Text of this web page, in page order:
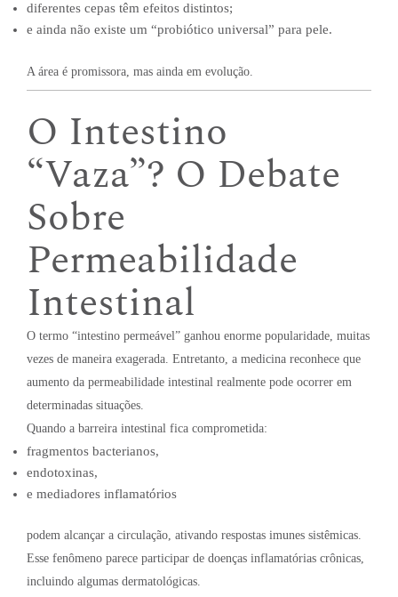
diferentes cepas têm efeitos distintos;
e ainda não existe um “probiótico universal” para pele.
A área é promissora, mas ainda em evolução.
O Intestino
“Vaza”? O Debate
Sobre
Permeabilidade
Intestinal
O termo “intestino permeável” ganhou enorme popularidade, muitas
vezes de maneira exagerada. Entretanto, a medicina reconhece que
aumento da permeabilidade intestinal realmente pode ocorrer em
determinadas situações.
Quando a barreira intestinal fica comprometida:
fragmentos bacterianos,
endotoxinas,
e mediadores inflamatórios
podem alcançar a circulação, ativando respostas imunes sistêmicas.
Esse fenômeno parece participar de doenças inflamatórias crônicas,
incluindo algumas dermatológicas.